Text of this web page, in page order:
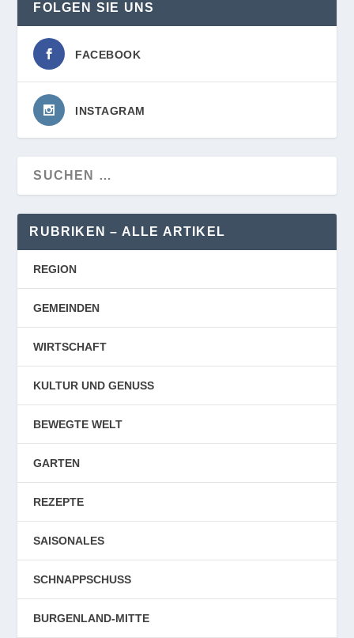
FOLGEN SIE UNS
FACEBOOK
INSTAGRAM
RUBRIKEN – ALLE ARTIKEL
REGION
GEMEINDEN
WIRTSCHAFT
KULTUR UND GENUSS
BEWEGTE WELT
GARTEN
REZEPTE
SAISONALES
SCHNAPPSCHUSS
BURGENLAND-MITTE